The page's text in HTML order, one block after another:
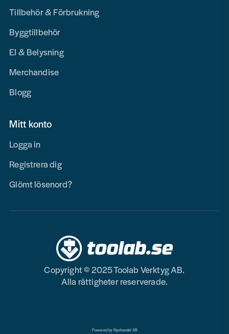
Tillbehör & Förbrukning
Byggtillbehör
El & Belysning
Merchandise
Blogg
Mitt konto
Logga in
Registrera dig
Glömt lösenord?
Copyright © 2025 Toolab Verktyg AB.
Alla rättigheter reserverade.
Powered by Nyehandel AB